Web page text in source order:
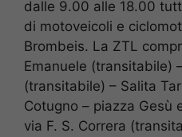
dalle 9.00 alle 18.00
di motoveicoli e
Brombeis. La ZTL
Emanuele (transitabile)
(transitabile) – Salita
Cotugno – piazza Gesù
via F. S. Correra